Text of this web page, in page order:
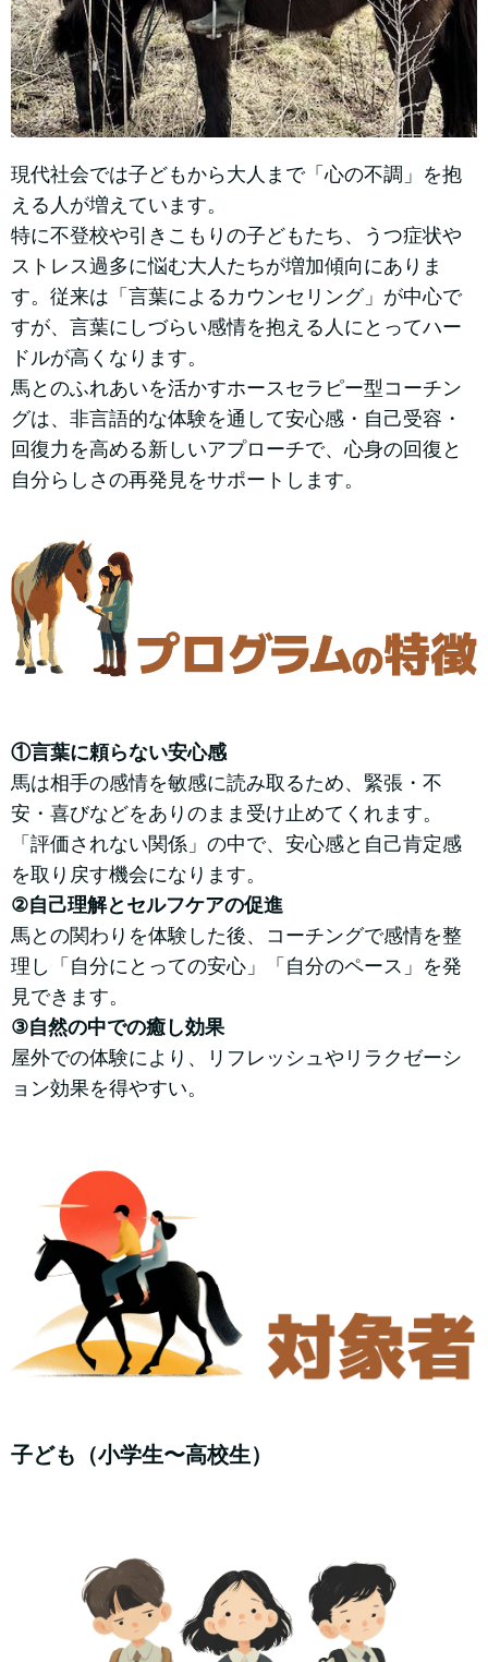
現代社会では子どもから大人まで「心の不調」を抱
える人が増えています。
特に不登校や引きこもりの子どもたち、うつ症状や
ストレス過多に悩む大人たちが増加傾向にありま
す。従来は「言葉によるカウンセリング」が中心で
すが、言葉にしづらい感情を抱える人にとってハー
ドルが高くなります。
馬とのふれあいを活かすホースセラピー型コーチン
グは、非言語的な体験を通して安心感・自己受容・
回復力を高める新しいアプローチで、心身の回復と
自分らしさの再発見をサポートします。
①言葉に頼らない安心感
馬は相手の感情を敏感に読み取るため、緊張・不
安・喜びなどをありのまま受け止めてくれます。
「評価されない関係」の中で、安心感と自己肯定感
を取り戻す機会になります。
②自己理解とセルフケアの促進
馬との関わりを体験した後、コーチングで感情を整
理し「自分にとっての安心」「自分のペース」を発
見できます。
③自然の中での癒し効果
屋外での体験により、リフレッシュやリラクゼーシ
ョン効果を得やすい。
子ども（小学生〜高校生）